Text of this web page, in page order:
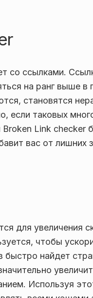
со ссылками.
на ранг выше в
становятся
если таковых
Link checker
вас от лишних
для увеличения
чтобы
быстро найдет
Используя